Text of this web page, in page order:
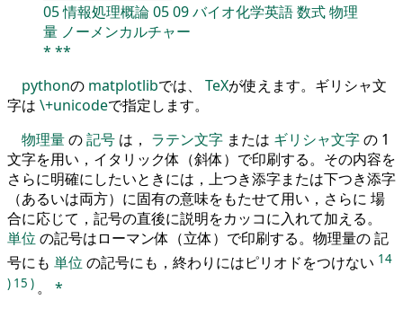
05情報処理概論0509バイオ化学英語数式物理
量 ノーメンカルチャー
* **
pythonの matplotlibでは、 TeXが使えます。ギリシャ文
字は \+unicodeで指定します。
物理量の記号 は， ラテン文字 または ギリシャ文字の 1
文字を用い，イタリック体（斜体）で印刷する。その内容を
さらに明確にしたいときには，上つき添字または下つき添字
（あるいは両方）に固有の意味をもたせて用い，さらに 場
合に応じて，記号の直後に説明をカッコに入れて加える。
単位の記号はローマン体（立体）で印刷する。物理量の 記
号にも 単位の記号にも，終わりにはピリオドをつけない 14
) 15 ) 。 *